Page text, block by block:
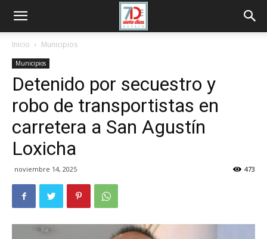
Inicio Municipios
Municipios
Detenido por secuestro y
robo de transportistas en
carretera a San Agustín
Loxicha
noviembre 14, 2025 473